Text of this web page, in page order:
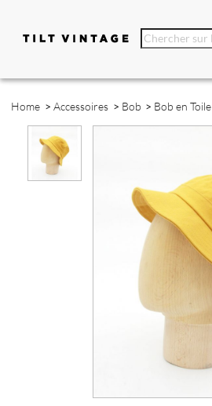
Home > Accessoires > Bob > Bob en Toile